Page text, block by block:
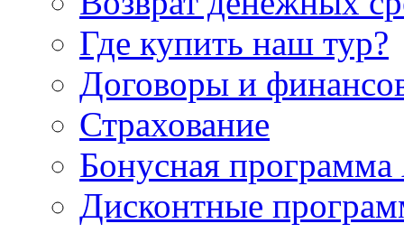
Где купить наш тур?
Договоры и
Страхование
Бонусная
Дисконтные